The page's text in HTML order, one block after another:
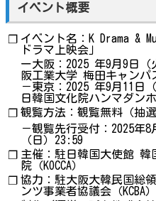
イベント概要
❐ イベント名：K Drama &
ドラマ上映会」
ー大阪：2025 年9月9日
阪工業大学 梅田キャンパ
－東京：2025 年9月11日
日韓国文化院ハンマダン
❐ 観覧方法：観覧無料（抽選
－観覧先行受付：2025年
（日）23:59
❐ 主催：駐日韓国大使館 韓
院（KOCCA）
❐ 協力：駐大阪大韓民国総
ンツ事業者協議会（KCBA）